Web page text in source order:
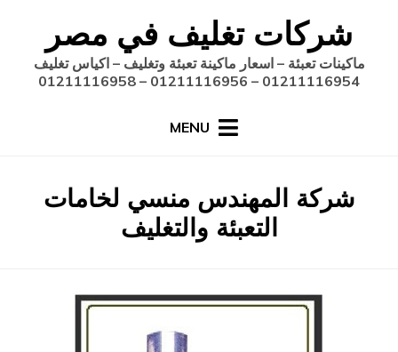
content
شركات تغليف في مصر
ماكينات تعبئة – اسعار ماكينة تعبئة وتغليف – اكياس تغليف
01211116954 – 01211116956 – 01211116958
MENU
الوسم
:
شركة المهندس منسي لخامات
التعبئة والتغليف